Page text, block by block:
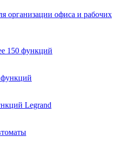
организации офиса и рабочих
150 функций
функций
Legrand